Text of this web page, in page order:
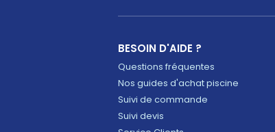
BESOIN D'AIDE ?
Questions fréquentes
Nos guides d'achat piscine
Suivi de commande
Suivi devis